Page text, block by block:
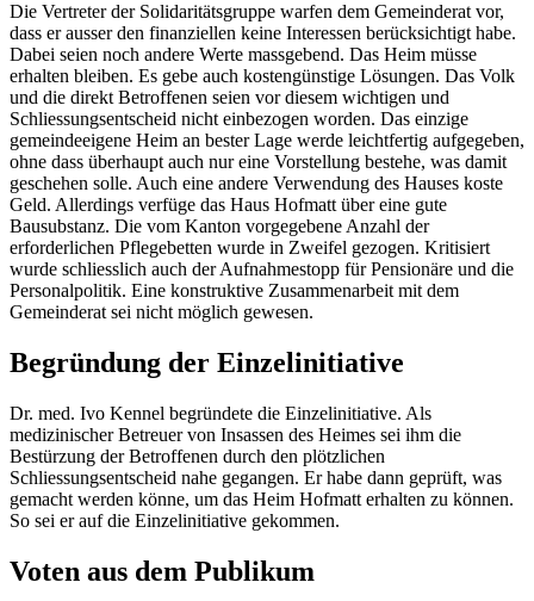
Die Vertreter der Solidaritätsgruppe warfen dem Gemeinderat vor,
dass er ausser den finanziellen keine Interessen berücksichtigt habe.
Dabei seien noch andere Werte massgebend. Das Heim müsse
erhalten bleiben. Es gebe auch kostengünstige Lösungen. Das Volk
und die direkt Betroffenen seien vor diesem wichtigen und
Schliessungsentscheid nicht einbezogen worden. Das einzige
gemeindeeigene Heim an bester Lage werde leichtfertig aufgegeben,
ohne dass überhaupt auch nur eine Vorstellung bestehe, was damit
geschehen solle. Auch eine andere Verwendung des Hauses koste
Geld. Allerdings verfüge das Haus Hofmatt über eine gute
Bausubstanz. Die vom Kanton vorgegebene Anzahl der
erforderlichen Pflegebetten wurde in Zweifel gezogen. Kritisiert
wurde schliesslich auch der Aufnahmestopp für Pensionäre und die
Personalpolitik. Eine konstruktive Zusammenarbeit mit dem
Gemeinderat sei nicht möglich gewesen.
Begründung der Einzelinitiative
Dr. med. Ivo Kennel begründete die Einzelinitiative. Als
medizinischer Betreuer von Insassen des Heimes sei ihm die
Bestürzung der Betroffenen durch den plötzlichen
Schliessungsentscheid nahe gegangen. Er habe dann geprüft, was
gemacht werden könne, um das Heim Hofmatt erhalten zu können.
So sei er auf die Einzelinitiative gekommen.
Voten aus dem Publikum